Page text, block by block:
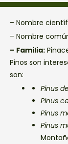
– Nombre
– Nombre
– Familia:
Pinos son
son:
Pinus
Pinus
Pinus
Pinus